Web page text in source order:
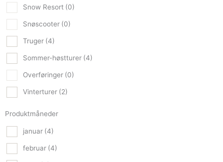
Snow Resort (0)
Snøscooter (0)
Truger (4)
Sommer-høstturer (4)
Overføringer (0)
Vinterturer (2)
Produktmåneder
januar (4)
februar (4)